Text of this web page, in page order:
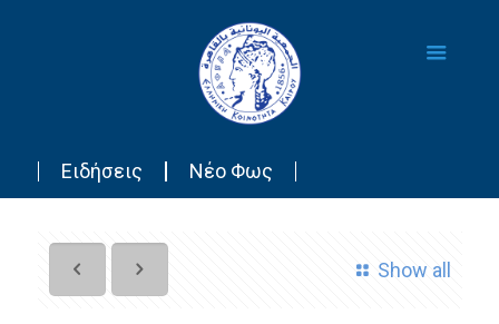
Ειδήσεις Νέο Φως
Show all